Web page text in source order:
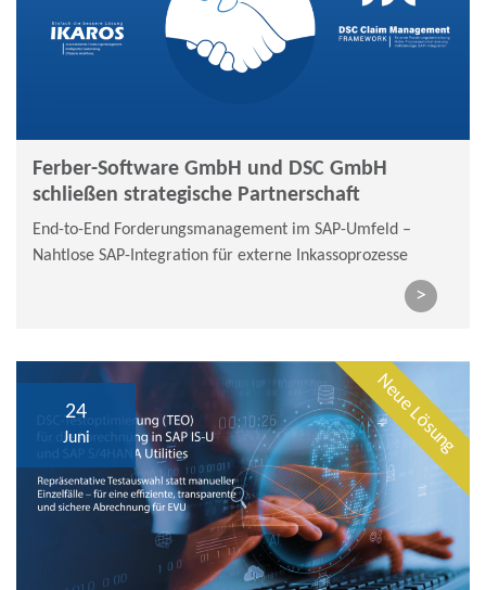
Ferber-Software GmbH und DSC GmbH
schließen strategische Partnerschaft
End-to-End Forderungsmanagement im SAP-Umfeld –
Nahtlose SAP-Integration für externe Inkassoprozesse
>
Neue Lösung
24
Juni